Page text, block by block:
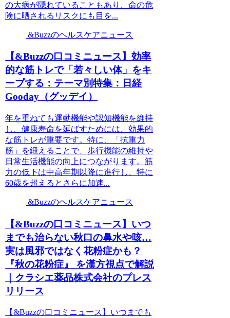
の大病が隠れていることもあり、命の危
険に晒されるリスクにも目を...
&Buzzのヘルスケアニュース
【&Buzzの口コミニュース】効率
的な筋トレで「若々しい体」をキ
ープする：テーマ別特集：日経
Gooday（グッデイ）
年を重ねても運動機能や認知機能を維持
し、健康寿命を延ばすためには、効果的
な筋トレが重要です。特に、「抗重力
筋」を鍛えることで、歩行機能の維持や
日常生活機能の向上につながります。筋
力の低下は中高年期以降に進行し、特に
60歳を超えるとさらに加速...
&Buzzのヘルスケアニュース
【&Buzzの口コミニュース】いつ
までも治らない秋口の鼻水や咳…
実は風邪ではなく花粉症かも？
『秋の花粉症』 を漢方視点で解説
｜クラシエ薬品株式会社のプレス
リリース
【&Buzzの口コミニュース】いつまでも